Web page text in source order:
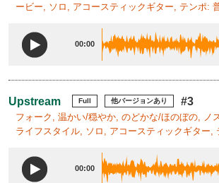
ービー, ソロ, アコースティックギター, テンポ:
00:00
Upstream Full 他バージョンあり #3
フォーク, 温かい/穏やか, のどかな/ほのぼの, ノ
ライフスタイル, ソロ, アコースティックギター,
00:00